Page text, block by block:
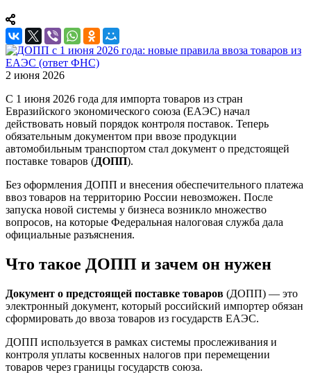
2 июня 2026
С 1 июня 2026 года для импорта товаров из стран
Евразийского экономического союза (ЕАЭС) начал
действовать новый порядок контроля поставок. Теперь
обязательным документом при ввозе продукции
автомобильным транспортом стал документ о предстоящей
поставке товаров (ДОПП).
Без оформления ДОПП и внесения обеспечительного платежа
ввоз товаров на территорию России невозможен. После
запуска новой системы у бизнеса возникло множество
вопросов, на которые Федеральная налоговая служба дала
официальные разъяснения.
Что такое ДОПП и зачем он нужен
Документ о предстоящей поставке товаров (ДОПП) — это
электронный документ, который российский импортер обязан
сформировать до ввоза товаров из государств ЕАЭС.
ДОПП используется в рамках системы прослеживания и
контроля уплаты косвенных налогов при перемещении
товаров через границы государств союза.